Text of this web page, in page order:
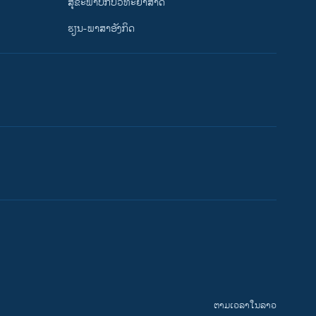
ຮຽນ-ພາສາອັງກິດ
ຕາມເວລາໃນລາວ